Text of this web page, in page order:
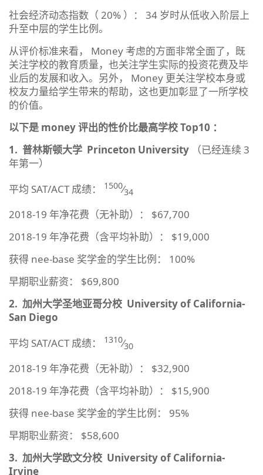
社会经济动态指数（ 20% ）： 34 岁时从低收入阶层上
升至中层的学生比例。
从评价标准来看， Money 考虑的方面非常全面了，既
关注学校的教育质量，也关注学生实际的投资花费及毕
业后的发展和收入。另外， Money 更关注学校本身或
校友力量给学生带来的帮助，这也更加彰显了一所学校
的价值。
以下是 money评出的性价比最高学校Top10 ：
1. 普林斯顿大学 Princeton University （已经连续 3
年第一）
平均 SAT/ACT 成绩：
1500⁄34
2018-19 年净花费（无补助）： $67,700
2018-19 年净花费（含平均补助）： $19,000
获得 nee-base 奖学金的学生比例： 100%
早期职业薪资： $69,800
2. 加州大学圣地亚哥分校 University of California-
San Diego
平均 SAT/ACT 成绩：
1310⁄30
2018-19 年净花费（无补助）： $32,900
2018-19 年净花费（含平均补助）： $15,900
获得 nee-base 奖学金的学生比例： 95%
早期职业薪资： $58,600
3. 加州大学欧文分校 University of California-
Irvine